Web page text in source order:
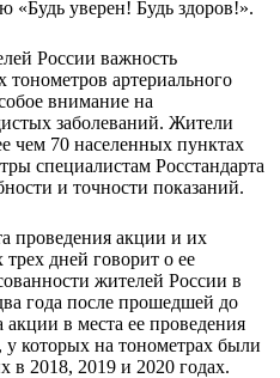
«Будь уверен! Будь здоров!».
России важность
артериального
внимание на
заболеваний. Жители
чем 70 населенных пунктах
специалистам Росстандарта
и точности показаний.
проведения акции и их
дней говорит о ее
жителей России в
года после прошедшей до
в места ее проведения
которых на тонометрах были
в 2018, 2019 и 2020 годах.